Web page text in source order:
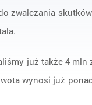
zwalczania
już także 4 mln
wynosi już